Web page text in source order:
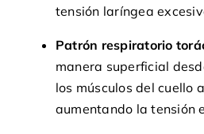
tensión laríngea
Patrón respiratorio
manera superficial
los músculos del cuello
aumentando la tensión